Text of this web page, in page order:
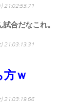
21:02:53.71
合だなこれ。
21:03:13.31
ｗ
21:03:19.66